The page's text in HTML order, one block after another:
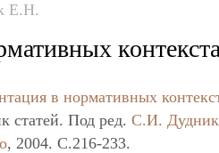
Е.Н.
в нормативных
статей. Под ред. С.И.
, 2004. C.216-233.